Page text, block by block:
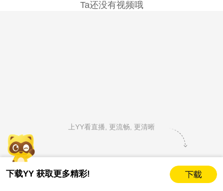
Ta还没有视频哦
上YY看直播, 更流畅, 更清晰
下载YY 获取更多精彩!